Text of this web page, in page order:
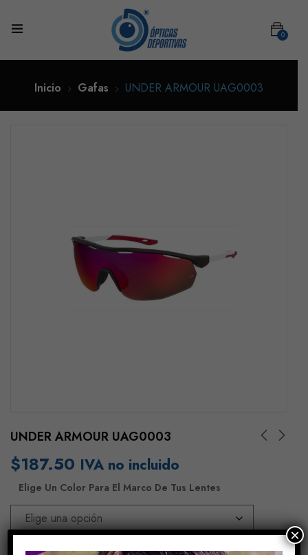
0
Inicio Gafas UNDER ARMOUR UAG0003
UNDER ARMOUR UAG0003
$187.50 IVA no incluido
Elige Un Color Para El Marco De Tus Lentes
×